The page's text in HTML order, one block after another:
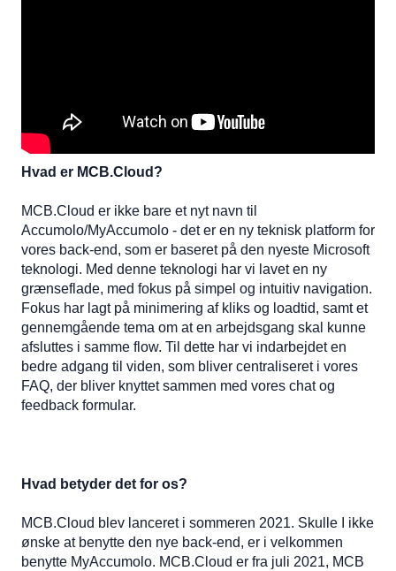
Hvad er MCB.Cloud?
MCB.Cloud er ikke bare et nyt navn til
Accumolo/MyAccumolo - det er en ny teknisk platform for
vores back-end, som er baseret på den nyeste Microsoft
teknologi. Med denne teknologi har vi lavet en ny
grænseflade, med fokus på simpel og intuitiv navigation.
Fokus har lagt på minimering af kliks og loadtid, samt et
gennemgående tema om at en arbejdsgang skal kunne
afsluttes i samme flow. Til dette har vi indarbejdet en
bedre adgang til viden, som bliver centraliseret i vores
FAQ, der bliver knyttet sammen med vores chat og
feedback formular.
Hvad betyder det for os?
MCB.Cloud blev lanceret i sommeren 2021. Skulle I ikke
ønske at benytte den nye back-end, er i velkommen
benytte MyAccumolo. MCB.Cloud er fra juli 2021, MCB